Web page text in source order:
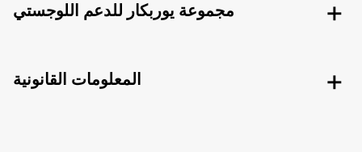
مجموعة يوربكار للدعم اللوجستي
المعلومات القانونية